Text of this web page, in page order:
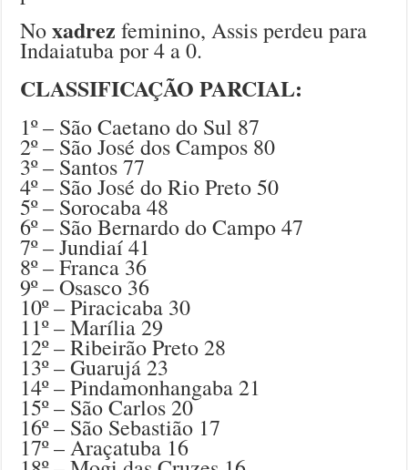
Noxadrez feminino, Assis perdeu para
Indaiatuba por 4 a 0.
CLASSIFICAÇÃO PARCIAL:
1º – São Caetano do Sul 87
2º – São José dos Campos 80
3º – Santos 77
4º – São José do Rio Preto 50
5º – Sorocaba 48
6º – São Bernardo do Campo 47
7º – Jundiaí 41
8º – Franca 36
9º – Osasco 36
10º – Piracicaba 30
11º – Marília 29
12º – Ribeirão Preto 28
13º – Guarujá 23
14º – Pindamonhangaba 21
15º – São Carlos 20
16º – São Sebastião 17
17º – Araçatuba 16